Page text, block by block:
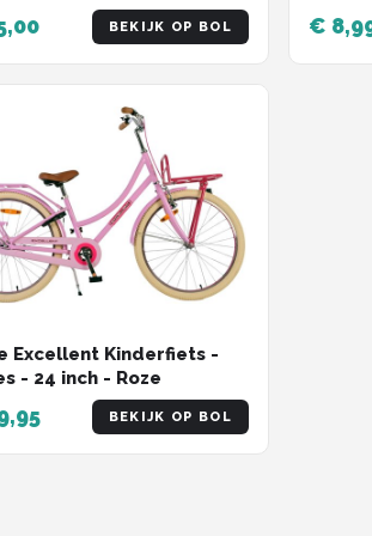
BEKIJK OP BOL
blauw
€
Excellent Kinderfiets -
- 24 inch - Roze
BEKIJK OP BOL